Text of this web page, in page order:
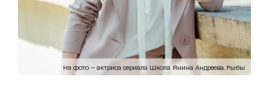
На фото — актриса сериала Школа Янина Андреева, Рыбы